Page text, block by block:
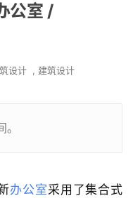
公室 /
设计 , 建筑设计
办公室采用了集合式